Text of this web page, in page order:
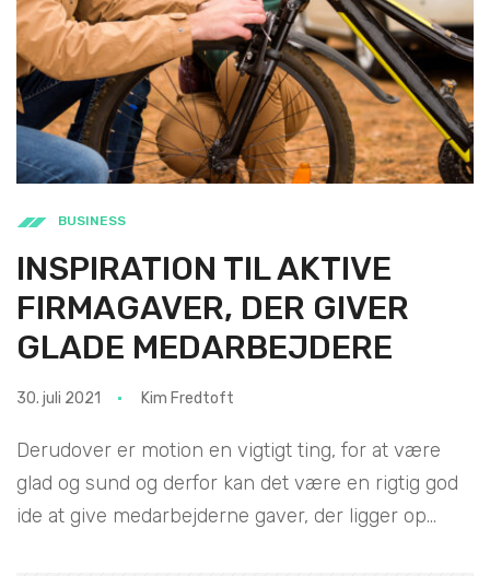
BUSINESS
INSPIRATION TIL AKTIVE
FIRMAGAVER, DER GIVER
GLADE MEDARBEJDERE
30. juli 2021 Kim Fredtoft
Derudover er motion en vigtigt ting, for at være
glad og sund og derfor kan det være en rigtig god
ide at give medarbejderne gaver, der ligger op...